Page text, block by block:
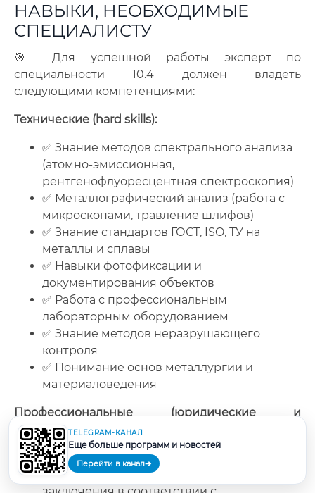
НАВЫКИ, НЕОБХОДИМЫЕ
СПЕЦИАЛИСТУ
🎯 Для успешной работы эксперт по
специальности 10.4 должен владеть
следующими компетенциями:
Технические (hard skills):
✅ Знание методов спектрального анализа
(атомно-эмиссионная,
рентгенофлуоресцентная спектроскопия)
✅ Металлографический анализ (работа с
микроскопами, травление шлифов)
✅ Знание стандартов ГОСТ, ISO, ТУ на
металлы и сплавы
✅ Навыки фотофиксации и
документирования объектов
✅ Работа с профессиональным
лабораторным оборудованием
✅ Знание методов неразрушающего
контроля
✅ Понимание основ металлургии и
материаловедения
Профессиональные (юридические и
процессуальные):
✅ Знание Федерального закона № 73-ФЗ
✅ Умение составлять экспертные
TELEGRAM-КАНАЛ
Еще больше программ и новостей
Перейти в канал➔